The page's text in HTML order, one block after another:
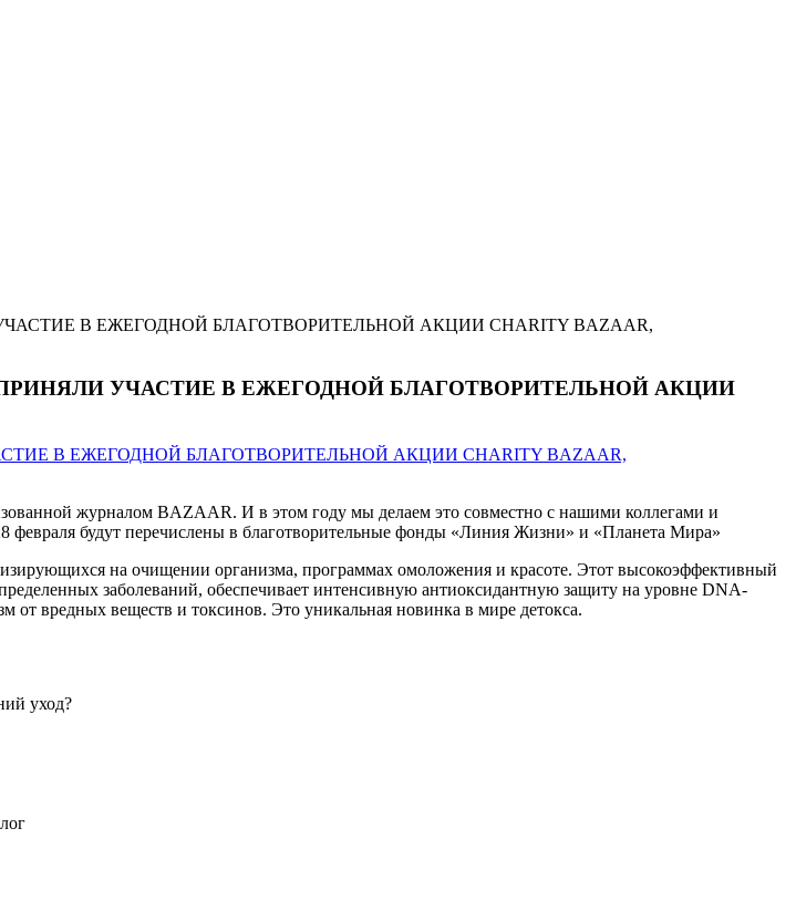
В ЕЖЕГОДНОЙ БЛАГОТВОРИТЕЛЬНОЙ АКЦИИ CHARITY BAZAAR,
УЧАСТИЕ В ЕЖЕГОДНОЙ БЛАГОТВОРИТЕЛЬНОЙ АКЦИИ
журналом BAZAAR. И в этом году мы делаем это совместно с нашими коллегами и
февраля будут перечислены в благотворительные фонды «Линия Жизни» и «Планета Мира»
на очищении организма, программах омоложения и красоте. Этот высокоэффективный
заболеваний, обеспечивает интенсивную антиоксидантную защиту на уровне DNA-
от вредных веществ и токсинов. Это уникальная новинка в мире детокса.